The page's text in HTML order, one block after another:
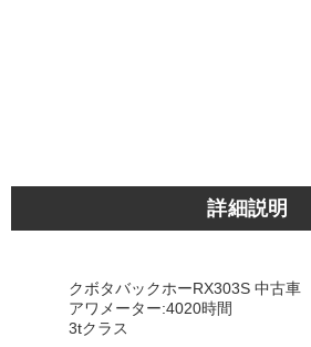
詳細説明
クボタバックホーRX303S 中古車
アワメーター:4020時間
3tクラス